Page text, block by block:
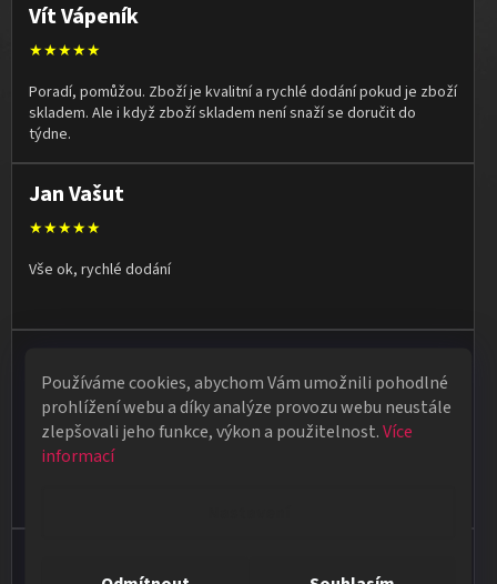
Používáme cookies, abychom Vám umožnili pohodlné
prohlížení webu a díky analýze provozu webu neustále
zlepšovali jeho funkce, výkon a použitelnost.Více
informací
Vít Vápeník
★★★★★
Poradí, pomůžou. Zboží je kvalitní a rychlé dodání pokud je zboží
skladem. Ale i když zboží skladem není snaží se doručit do
týdne.
Jan Vašut
★★★★★
Vše ok, rychlé dodání
★★★★★
Obdržela jsem vše, co jsem objednala. Vše fungovalo
perfektně, syn měl velký úspěch s kouzelnickým představením